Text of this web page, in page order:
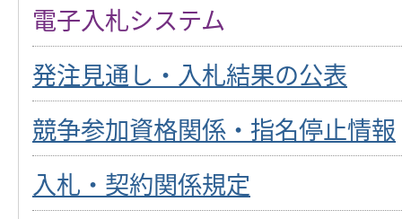
電子入札システム
発注見通し・入札結果の公表
競争参加資格関係・指名停止情報
入札・契約関係規定